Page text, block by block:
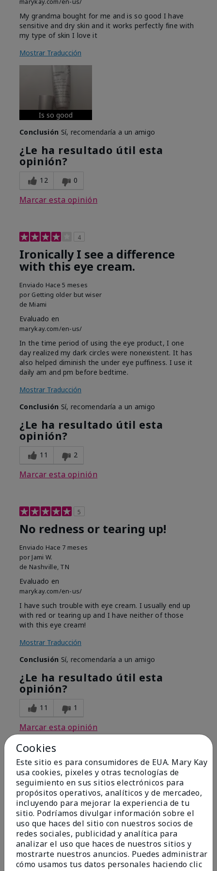
My grandma bought for me and is so good I have
sensitive and dry skin and it works perfectly fine with
my type of skin I love it
Mostrar Traducción
Is so good
Conclusión Sí, recomendaría a un amigo
¿Le ha resultado útil esta
opinión?
12 0
Marcar esta opinión
4
Ironically I see a difference
with this eye cream.
Enviado Hace 5 meses
por Getting older but wiser
de Miami
Evaluado en
marykay.com/en-us/
In the time period of using the eye product, I one
day realized my dark circles were nonexistent. It has
also helped diminish the under eye puffiness. I use it
daily am and pm before bedtime.
Mostrar Traducción
Conclusión Sí, recomendaría a un amigo
¿Le ha resultado útil esta
opinión?
11 2
Marcar esta opinión
5
No redness or tearing up!
Enviado Hace 7 meses
por Jami W.
de Nashville, TN
Evaluado en
marykay.com/en-us/
I have such trouble with eye cream. I usually end up
with red or tearing up and I have neither of those
with this eye cream!
Mostrar Traducción
Conclusión Sí, recomendaría a un amigo
¿Le ha resultado útil esta
opinión?
11 1
Marcar esta opinión
2
Great product but terrible
packaging
EnviadoHace 8 meses
por Sheesh
deWoodbury/MN
Evaluado en
marykay.com/en-us/
Cookies
Este sitio es para consumidores de EUA. Mary Kay
usa cookies, pixeles y otras tecnologías de
seguimiento en sus sitios electrónicos para
propósitos operativos, analíticos y de mercadeo,
incluyendo para mejorar la experiencia de tu
sitio. Podríamos divulgar información sobre el
uso que haces del sitio con nuestros socios de
redes sociales, publicidad y analítica para
analizar el uso que haces de nuestros sitios y
mostrarte nuestros anuncios. Puedes administrar
cómo usamos tus datos personales haciendo clic